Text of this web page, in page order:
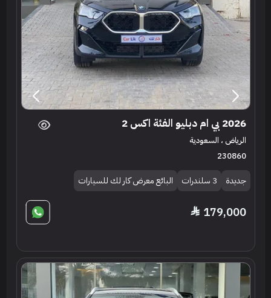
2026 بي ام دبليو الفئة اكس 2
الرياض ، السعودية
230860
جديدة 3 سلندرات البائع معرض كار لك للسيارات
179,000